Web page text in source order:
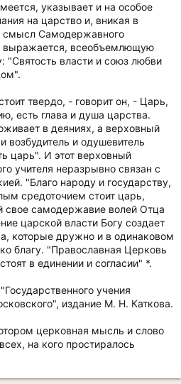
указывает и на особое
на царство и, вникая в
смысл Самодержавного
выражается, всеобъемлющую
"Святость власти и союз любви
твердо, - говорит он, - Царь,
есть глава и душа царства.
в деяниях, а верховный
возбудитель и одушевитель
царь". И этот верховный
учителя неразрывно связан с
"Благо народу и государству,
средоточием стоит царь,
свое самодержавие волей Отца
царской власти Богу создает
которые дружно и в одинаковом
благу. "Православная Церковь
в единении и согласии" *.
учения
издание М. Н. Каткова.
церковная мысль и слово
на кого простиралось